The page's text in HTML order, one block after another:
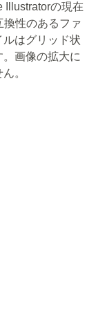
Illustratorの現在
性のあるファ
はグリッド状
画像の拡大に
。